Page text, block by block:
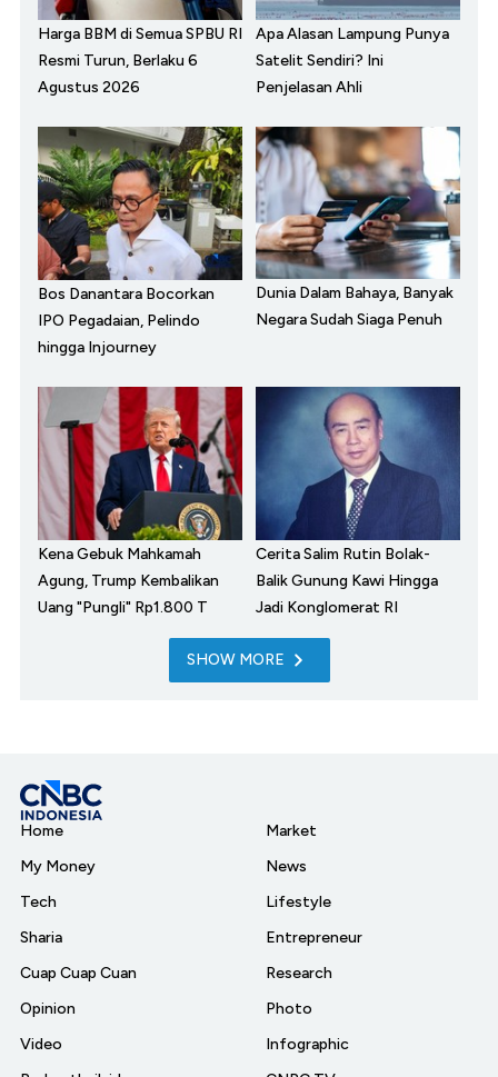
Harga BBM di Semua SPBU RI
Resmi Turun, Berlaku 6
Agustus 2026
Apa Alasan Lampung Punya
Satelit Sendiri? Ini
Penjelasan Ahli
Bos Danantara Bocorkan
IPO Pegadaian, Pelindo
hingga Injourney
Dunia Dalam Bahaya, Banyak
Negara Sudah Siaga Penuh
Kena Gebuk Mahkamah
Agung, Trump Kembalikan
Uang "Pungli" Rp1.800 T
Cerita Salim Rutin Bolak-
Balik Gunung Kawi Hingga
Jadi Konglomerat RI
SHOW MORE
Home
My Money
Tech
Sharia
Cuap Cuap Cuan
Opinion
Video
Market
News
Lifestyle
Entrepreneur
Research
Photo
Infographic